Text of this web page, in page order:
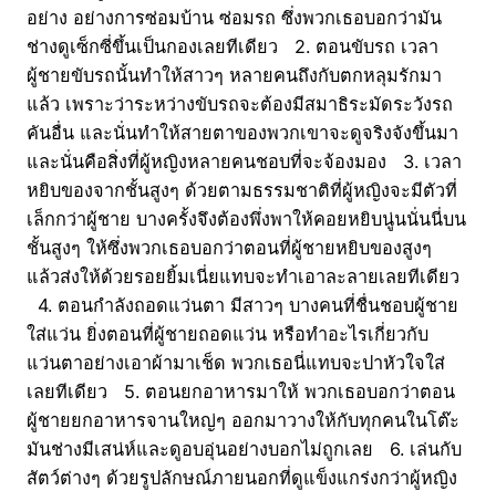
อย่าง อย่างการซ่อมบ้าน ซ่อมรถ ซึ่งพวกเธอบอกว่ามัน
ช่างดูเซ็กซี่ขึ้นเป็นกองเลยทีเดียว 2. ตอนขับรถ เวลา
ผู้ชายขับรถนั้นทำให้สาวๆ หลายคนถึงกับตกหลุมรักมา
แล้ว เพราะว่าระหว่างขับรถจะต้องมีสมาธิระมัดระวังรถ
คันอื่น และนั่นทำให้สายตาของพวกเขาจะดูจริงจังขึ้นมา
และนั่นคือสิ่งที่ผู้หญิงหลายคนชอบที่จะจ้องมอง 3. เวลา
หยิบของจากชั้นสูงๆ ด้วยตามธรรมชาติที่ผู้หญิงจะมีตัวที่
เล็กกว่าผู้ชาย บางครั้งจึงต้องพึ่งพาให้คอยหยิบนู่นนั่นนี่บน
ชั้นสูงๆ ให้ซึ่งพวกเธอบอกว่าตอนที่ผู้ชายหยิบของสูงๆ
แล้วส่งให้ด้วยรอยยิ้มเนี่ยแทบจะทำเอาละลายเลยทีเดียว
4. ตอนกำลังถอดแว่นตา มีสาวๆ บางคนที่ชื่นชอบผู้ชาย
ใส่แว่น ยิ่งตอนที่ผู้ชายถอดแว่น หรือทำอะไรเกี่ยวกับ
แว่นตาอย่างเอาผ้ามาเช็ด พวกเธอนี่แทบจะปาหัวใจใส่
เลยทีเดียว 5. ตอนยกอาหารมาให้ พวกเธอบอกว่าตอน
ผู้ชายยกอาหารจานใหญ่ๆ ออกมาวางให้กับทุกคนในโต๊ะ
มันช่างมีเสน่ห์และดูอบอุ่นอย่างบอกไม่ถูกเลย 6. เล่นกับ
สัตว์ต่างๆ ด้วยรูปลักษณ์ภายนอกที่ดูแข็งแกร่งกว่าผู้หญิง